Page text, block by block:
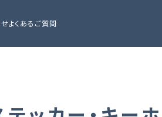
よくあるご質問